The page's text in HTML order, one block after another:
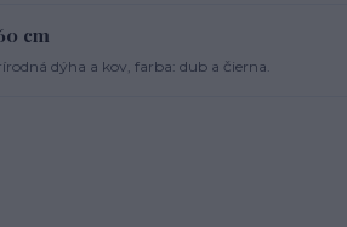
cm
dýha a kov, farba: dub a čierna.